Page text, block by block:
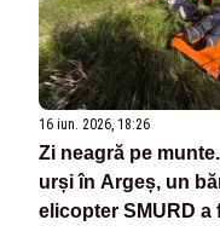
16 iun. 2026, 18:26
Zi neagră pe
urși în Argeș, un
elicopter SMURD